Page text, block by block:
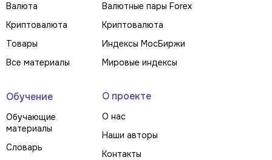
Валюта
Криптовалюта
Товары
Все материалы
Валютные пары Forex
Криптовалюта
Индексы МосБиржи
Мировые индексы
Обучение
Обучающие
материалы
Словарь
О проекте
О нас
Наши авторы
Контакты